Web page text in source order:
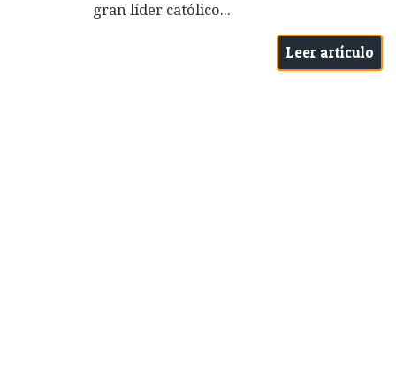
gran líder católico...
Leer artículo